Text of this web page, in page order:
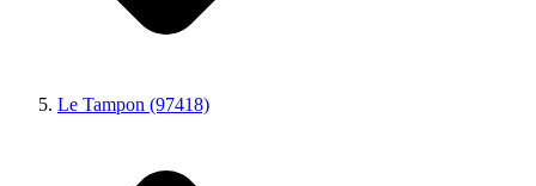
Le Tampon (97418)